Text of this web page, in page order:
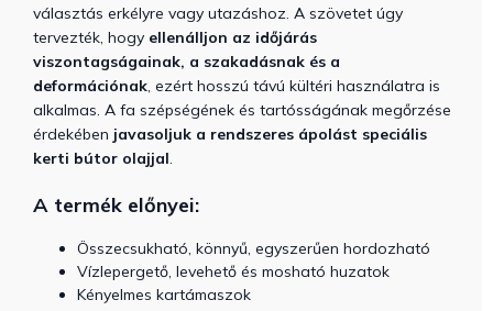
választás erkélyre vagy utazáshoz. A szövetet úgy
tervezték, hogy ellenálljon az időjárás
viszontagságainak, a szakadásnak és a
deformációnak, ezért hosszú távú kültéri használatra is
alkalmas. A fa szépségének és tartósságának megőrzése
érdekében javasoljuk a rendszeres ápolást speciális
kerti bútor olajjal.
A termék előnyei:
Összecsukható, könnyű, egyszerűen hordozható
Vízlepergető, levehető és mosható huzatok
Kényelmes kartámaszok